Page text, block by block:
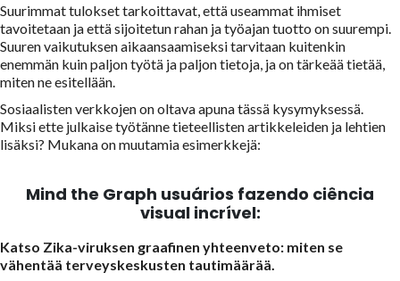
Suurimmat tulokset tarkoittavat, että useammat ihmiset
tavoitetaan ja että sijoitetun rahan ja työajan tuotto on suurempi.
Suuren vaikutuksen aikaansaamiseksi tarvitaan kuitenkin
enemmän kuin paljon työtä ja paljon tietoja, ja on tärkeää tietää,
miten ne esitellään.
Sosiaalisten verkkojen on oltava apuna tässä kysymyksessä.
Miksi ette julkaise työtänne tieteellisten artikkeleiden ja lehtien
lisäksi? Mukana on muutamia esimerkkejä:
Mind the Graph usuários fazendo ciência
visual incrível:
Katso Zika-viruksen graafinen yhteenveto: miten se
vähentää terveyskeskusten tautimäärää.